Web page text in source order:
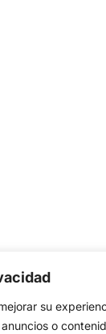
su
o